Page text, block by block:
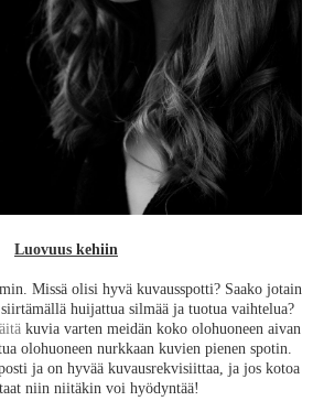
Luovuus kehiin
Missä olisi hyvä kuvausspotti? Saako jotain
huijattua silmää ja tuotua vaihtelua?
kuvia varten meidän koko olohuoneen aivan
olohuoneen nurkkaan kuvien pienen spotin.
ja on hyvää kuvausrekvisiittaa, ja jos kotoa
niin niitäkin voi hyödyntää!